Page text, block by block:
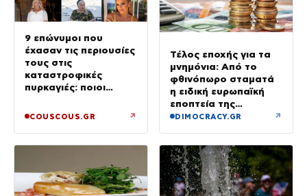
9 επώνυμοι που
έχασαν τις περιουσίες
τους στις
καταστροφικές
πυρκαγιές: ποιοι
COUSCOUS.GR ↗
Τέλος εποχής για τα
μνημόνια: Από το
φθινόπωρο σταματά
η ειδική ευρωπαϊκή
εποπτεία της
ελληνικής οικονομίας
DIMOCRACY.GR ↗